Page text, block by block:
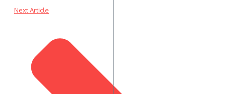
Next Article